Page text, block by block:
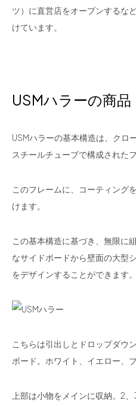
ツ）に直営店をオープンするな
けています。
USMハラーの商品
USMハラーの基本構造は、クロ
スチールチューブで構成された
このフレームに、コーティング
けます。
この基本構造に基づき、無限に
なサイドボードから壁面の大型
をデザインすることができます。
こちらは引出しとドロップダウ
ボード。ホワイト、イエロー、
上部は小物をメインに収納。2